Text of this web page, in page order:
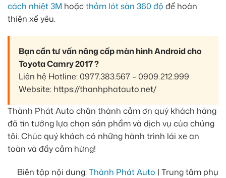
cách nhiệt 3M hoặcthảm lót sàn 360 độ để hoàn
thiện xế yêu.
Bạn cần tư vấn nâng cấp màn hình Android cho
Toyota Camry 2017 ?
Liên hệ Hotline: 0977.383.567 – 0909.212.999
Website: https://thanhphatauto.net/
Thành Phát Auto chân thành cảm ơn quý khách hàng
đã tin tưởng lựa chọn sản phẩm và dịch vụ của chúng
tôi. Chúc quý khách có những hành trình lái xe an
toàn và đầy cảm hứng!
Biên tập nội dung:Thành Phát Auto | Trung tâm phụ